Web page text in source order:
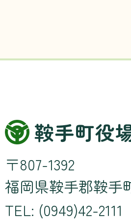
〒807-1392
福岡県鞍手郡鞍手
TEL: (0949)42-2111